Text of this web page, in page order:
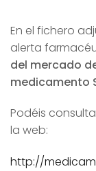
En el fichero
alerta
del mercado
medicamento
Podéis
la web:
http://